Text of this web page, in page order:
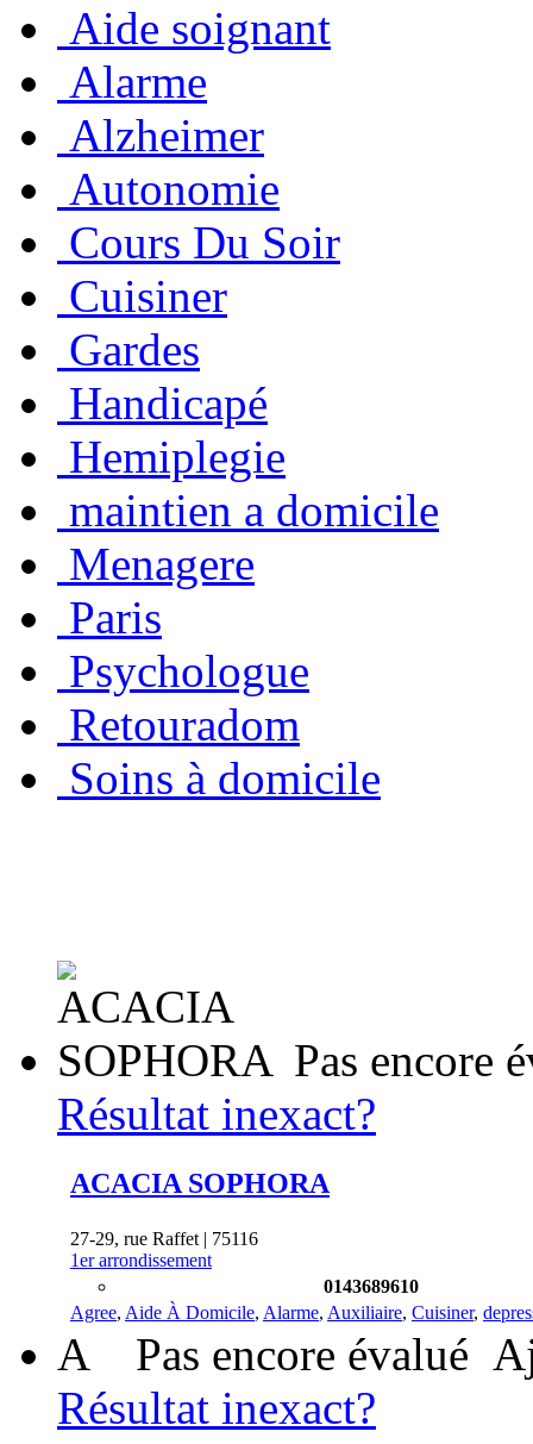
Aide soignant
Alarme
Alzheimer
Autonomie
Cours Du Soir
Cuisiner
Gardes
Handicapé
Hemiplegie
maintien a domicile
Menagere
Paris
Psychologue
Retouradom
Soins à domicile
Pas encore
Résultat inexact?
ACACIA SOPHORA
27-29, rue Raffet | 75116
1er arrondissement
0143689610
Agree, Aide À Domicile, Alarme, Auxiliaire, Cuisiner,
A Pas encore évalué
Résultat inexact?